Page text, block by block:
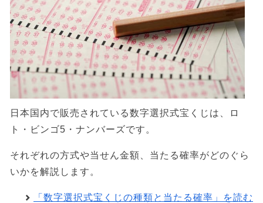
日本国内で販売されている数字選択式宝くじは、ロ
ト・ビンゴ5・ナンバーズです。
それぞれの方式や当せん金額、当たる確率がどのぐら
いかを解説します。
「数字選択式宝くじの種類と当たる確率」を読む